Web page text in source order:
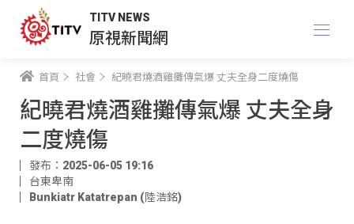
TITV NEWS
原視新聞網
首頁 社會 紀曉君燒酒雞攤傳氣爆 丈夫全身二度燒傷
紀曉君燒酒雞攤傳氣爆 丈夫全身
二度燒傷
發布：2025-06-05 19:16
台東卑南
Bunkiatr Katatrepan (陸浩銘)